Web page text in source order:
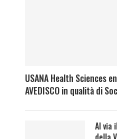
USANA Health Sciences
AVEDISCO in qualità di
Al via